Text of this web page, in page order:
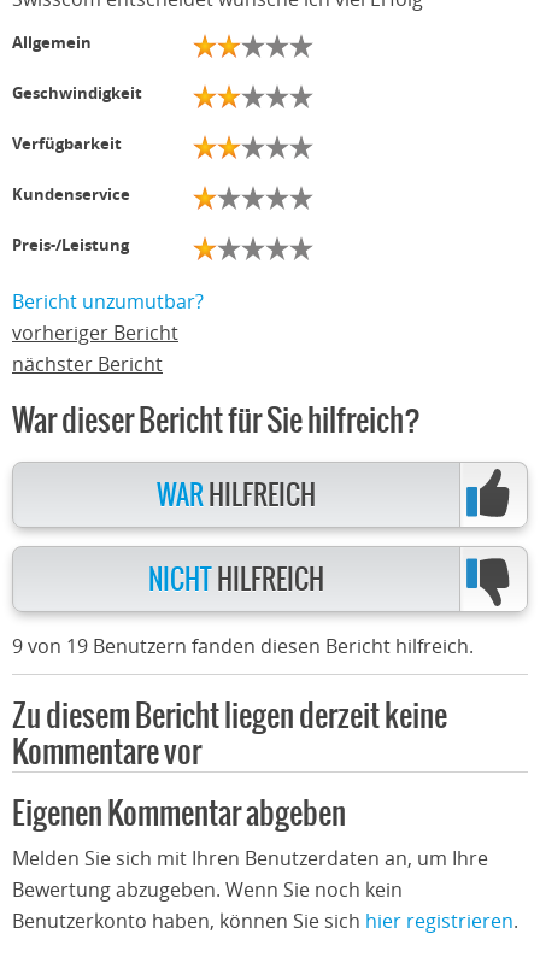
Allgemein
Geschwindigkeit
Verfügbarkeit
Kundenservice
Preis-/Leistung
Bericht unzumutbar?
vorheriger Bericht
nächster Bericht
War dieser Bericht für Sie hilfreich?
WAR HILFREICH
NICHT HILFREICH
9 von 19 Benutzern fanden diesen Bericht hilfreich.
Zu diesem Bericht liegen derzeit keine
Kommentare vor
Eigenen Kommentar abgeben
Melden Sie sich mit Ihren Benutzerdaten an, um Ihre
Bewertung abzugeben. Wenn Sie noch kein
Benutzerkonto haben, können Sie sich hier registrieren.